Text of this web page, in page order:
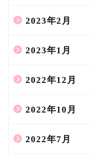
2023年2月
2023年1月
2022年12月
2022年10月
2022年7月